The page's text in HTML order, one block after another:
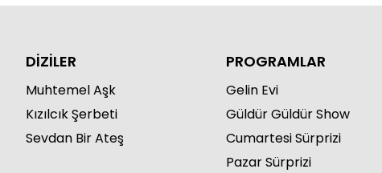
DİZİLER
Muhtemel Aşk
Kızılcık Şerbeti
Sevdan Bir Ateş
PROGRAMLAR
Gelin Evi
Güldür Güldür Show
Cumartesi Sürprizi
Pazar Sürprizi